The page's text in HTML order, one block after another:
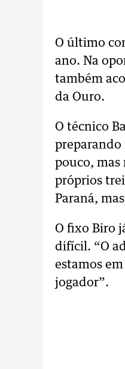
O último
ano. Na
também
da Ouro.
O técnico
preparando
pouco, mas
próprios
Paraná,
O fixo Biro
difícil. “O
estamos
jogador”.